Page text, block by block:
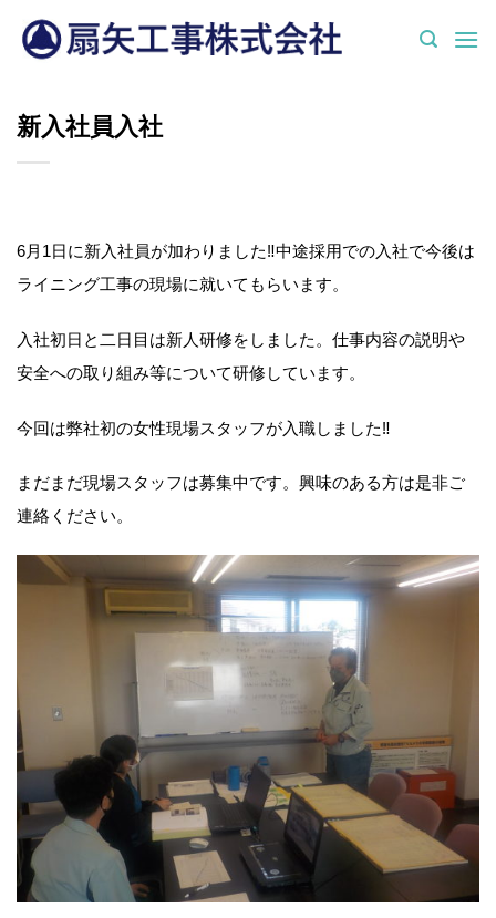
新入社員入社
6月1日に新入社員が加わりました‼中途採用での入社で今後は
ライニング工事の現場に就いてもらいます。
入社初日と二日目は新人研修をしました。仕事内容の説明や
安全への取り組み等について研修しています。
今回は弊社初の女性現場スタッフが入職しました‼
まだまだ現場スタッフは募集中です。興味のある方は是非ご
連絡ください。